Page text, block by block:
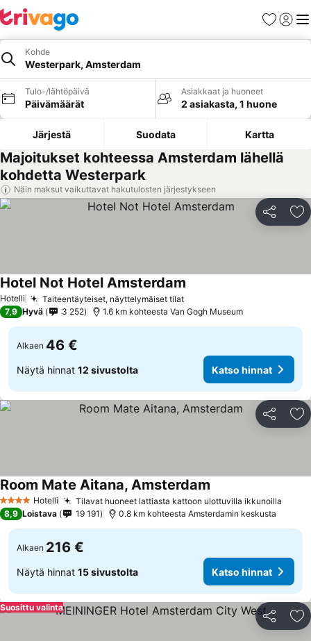
Suosikit
Kohde
Westerpark, Amsterdam
Tulo-/lähtöpäivä
Päivämäärät
Asiakkaat ja huoneet
2 asiakasta, 1 huone
Järjestä Suodata Kartta
Majoitukset kohteessa Amsterdam lähellä
kohdetta Westerpark
Näin maksut vaikuttavat hakutulosten järjestykseen
Jaa
Hotelli Taiteentäyteiset, näyttelymäiset tilat
Hotel Not Hotel Amsterdam
7,9 Hyvä 3 252 1.6 km kohteesta Van Gogh Museum
Alkaen 46 €
Näytä hinnat 12 sivustolta Katso hinnat
Jaa
4 Tähtiluokitus
Hotelli Tilavat huoneet lattiasta kattoon ulottuvilla ikkunoilla
Room Mate Aitana, Amsterdam
8,9 Loistava 19 191 0.8 km kohteesta Amsterdamin keskusta
Alkaen 216 €
Näytä hinnat 15 sivustolta Katso hinnat
Jaa
Suosittu valinta